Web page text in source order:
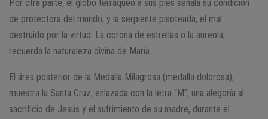
Por otra parte, el globo terráqueo a sus pies señala su condición
de protectora del mundo; y la serpiente pisoteada, el mal
destruido por la virtud. La corona de estrellas o la aureola,
recuerda la naturaleza divina de María.
El área posterior de la Medalla Milagrosa (medalla dolorosa),
muestra la Santa Cruz, enlazada con la letra “M”, una alegoría al
sacrificio de Jesús y el sufrimiento de su madre, durante el